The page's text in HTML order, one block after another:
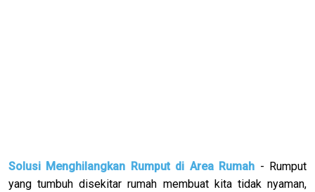
Solusi Menghilangkan Rumput di Area Rumah - Rumput
yang tumbuh disekitar rumah membuat kita tidak nyaman,